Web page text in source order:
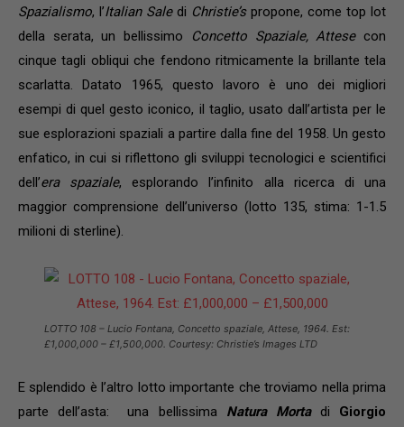
Spazialismo, l’Italian Saledi Christie’spropone, come top lot
della serata, un bellissimo
Concetto Spaziale, Attesecon
cinque tagli obliqui che fendono ritmicamente la brillante tela
scarlatta. Datato 1965, questo lavoro è uno dei migliori
esempi di quel gesto iconico, il taglio, usato dall’artista per le
sue esplorazioni spaziali a partire dalla fine del 1958. Un gesto
enfatico, in cui si riflettono gli sviluppi tecnologici e scientifici
dell’era spaziale, esplorando l’infinito alla ricerca di una
maggior comprensione dell’universo (lotto 135, stima: 1-1.5
milioni di sterline).
LOTTO 108 – Lucio Fontana, Concetto spaziale, Attese, 1964. Est:
£1,000,000 – £1,500,000. Courtesy: Christie’s Images LTD
E splendido è l’altro lotto importante che troviamo nella prima
parte dell’asta: una bellissimaNatura Mortadi Giorgio